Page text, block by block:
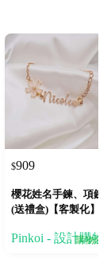
$909
櫻花姓名手鍊、項鍊
(送禮盒)【客製化】
Pinkoi - 設計購物
購物賺